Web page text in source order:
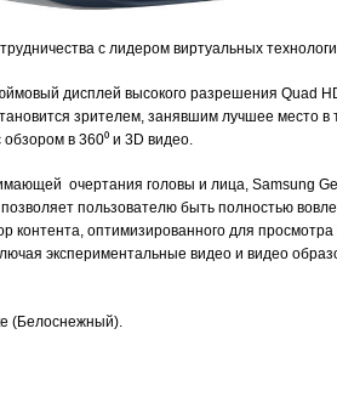
с лидером виртуальных
дисплей высокого разрешения Quad
зрителем, занявшим лучшее место
в 360⁰ и 3D видео.
очертания головы и лица, Samsung
пользователю быть полностью
оптимизированного для
экспериментальные видео и видео
(Белоснежный).